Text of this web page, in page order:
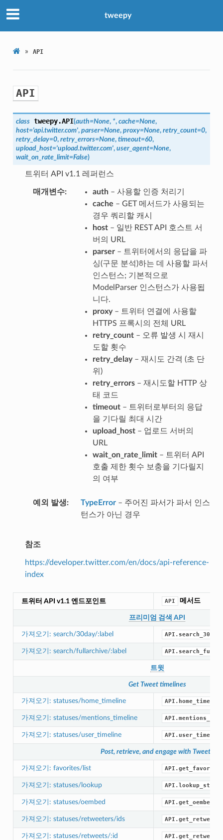
tweepy
» API
API
class tweepy.API(auth=None, *, cache=None,
host='api.twitter.com', parser=None, proxy=None, retry_count=0,
retry_delay=0, retry_errors=None, timeout=60,
upload_host='upload.twitter.com', user_agent=None,
wait_on_rate_limit=False)
트위터 API v1.1 레퍼런스
매개변수 auth– 사용할 인증 처리기
cache – GET 메서드가 사용되는
경우 쿼리할 캐시
host– 일반 REST API 호스트 서
버의 URL
parser– 트위터에서의 응답을 파
싱(구문 분석)하는 데 사용할 파서
인스턴스; 기본적으로
ModelParser 인스턴스가 사용됩
니다.
proxy– 트위터 연결에 사용할
HTTPS 프록시의 전체 URL
retry_count– 오류 발생 시 재시
도할 횟수
retry_delay– 재시도 간격 (초 단
위)
retry_errors– 재시도할 HTTP 상
태 코드
timeout– 트위터로부터의 응답
을 기다릴 최대 시간
upload_host– 업로드 서버의
URL
wait_on_rate_limit– 트위터 API
호출 제한 횟수 보충을 기다릴지
의 여부
예외 발생 TypeError– 주어진 파서가 파서 인스
턴스가 아닌 경우
참조
https://developer.twitter.com/en/docs/api-reference-
index
트위터 API v1.1 엔드포인트 API 메서드
프리미엄 검색 API
가져오기: search/30day/:label
가져오기: search/fullarchive/:label
트윗
Get Tweet timelines
가져오기: statuses/home_timeline
가져오기: statuses/mentions_timeline
가져오기: statuses/user_timeline
Post, retrieve, and engage with Tweets
가져오기: favorites/list
가져오기: statuses/lookup
가져오기: statuses/oembed API.get_oembed()
가져오기: statuses/retweeters/ids
가져오기: statuses/retweets/:id